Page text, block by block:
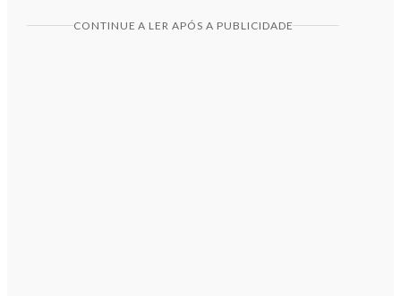
CONTINUE A LER APÓS A PUBLICIDADE